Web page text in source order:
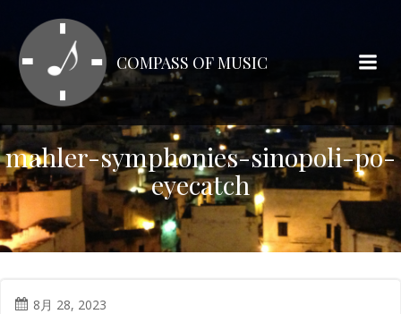
テ
ン
ツ
ス
キ
ッ
プ
COMPASS OF MUSIC
mahler-symphonies-sinopoli-po-
eyecatch
8月 28, 2023